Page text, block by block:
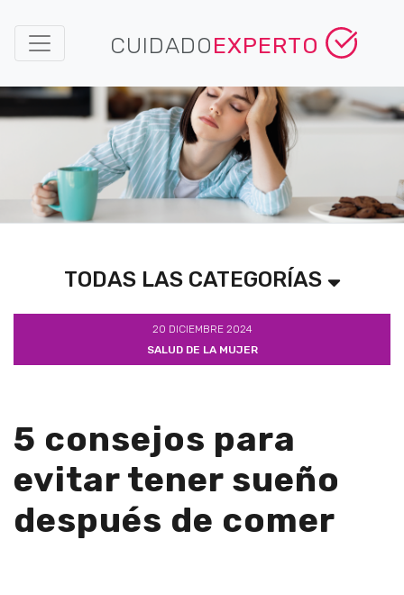
CUIDADOEXPERTO
TODAS LAS CATEGORÍAS
20 DICIEMBRE 2024
SALUD DE LA MUJER
5 consejos para
evitar tener sueño
después de comer